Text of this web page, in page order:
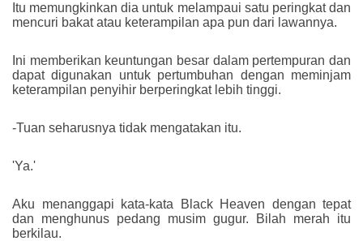
Itu memungkinkan dia untuk melampaui satu peringkat dan
mencuri bakat atau keterampilan apa pun dari lawannya.
Ini memberikan keuntungan besar dalam pertempuran dan
dapat digunakan untuk pertumbuhan dengan meminjam
keterampilan penyihir berperingkat lebih tinggi.
-Tuan seharusnya tidak mengatakan itu.
'Ya.'
Aku menanggapi kata-kata Black Heaven dengan tepat
dan menghunus pedang musim gugur. Bilah merah itu
berkilau.